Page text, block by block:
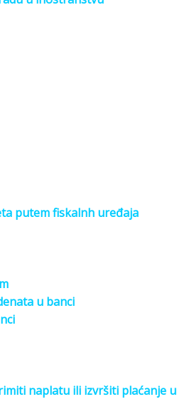
putem fiskalnh uređaja
u banci
naplatu ili izvršiti plaćanje u